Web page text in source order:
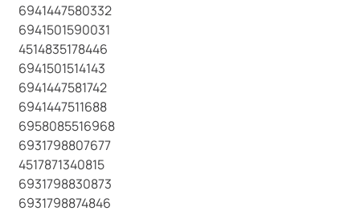
6941447580332
6941501590031
4514835178446
6941501514143
6941447581742
6941447511688
6958085516968
6931798807677
4517871340815
6931798830873
6931798874846